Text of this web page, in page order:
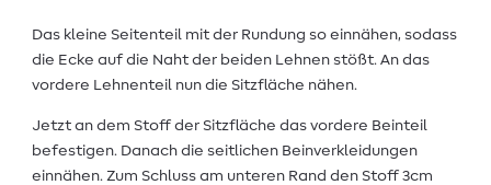
Das kleine Seitenteil mit der Rundung so einnähen, sodass
die Ecke auf die Naht der beiden Lehnen stößt. An das
vordere Lehnenteil nun die Sitzfläche nähen.
Jetzt an dem Stoff der Sitzfläche das vordere Beinteil
befestigen. Danach die seitlichen Beinverkleidungen
einnähen. Zum Schluss am unteren Rand den Stoff 3cm